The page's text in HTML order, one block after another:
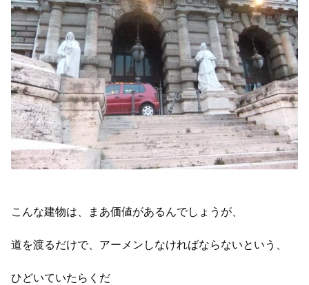
こんな建物は、まあ価値があるんでしょうが、
道を渡るだけで、アーメンしなければならないという、
ひどいていたらくだ